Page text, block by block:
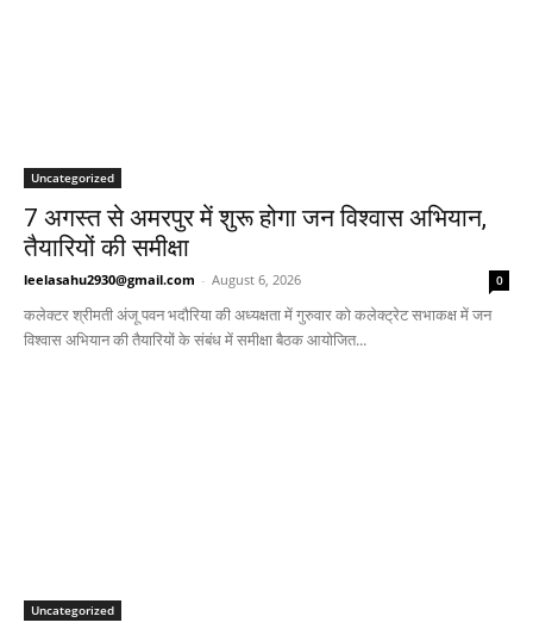
Uncategorized
7 अगस्त से अमरपुर में शुरू होगा जन विश्वास अभियान,
तैयारियों की समीक्षा
leelasahu2930@gmail.com - August 6, 2026 0
कलेक्टर श्रीमती अंजू पवन भदौरिया की अध्यक्षता में गुरुवार को कलेक्ट्रेट सभाकक्ष में जन
विश्वास अभियान की तैयारियों के संबंध में समीक्षा बैठक आयोजित...
Uncategorized